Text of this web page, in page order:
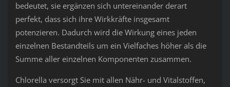
bedeutet, sie ergänzen sich untereinander derart
perfekt, dass sich ihre Wirkkräfte insgesamt
potenzieren. Dadurch wird die Wirkung eines jeden
einzelnen Bestandteils um ein Vielfaches höher als die
Summe aller einzelnen Komponenten zusammen.
Chlorella versorgt Sie mit allen Nähr- und Vitalstoffen,